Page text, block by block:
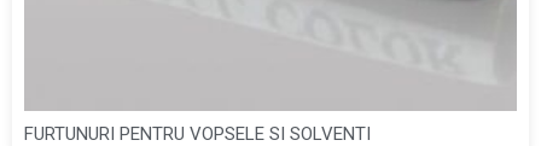
FURTUNURI PENTRU VOPSELE SI SOLVENTI